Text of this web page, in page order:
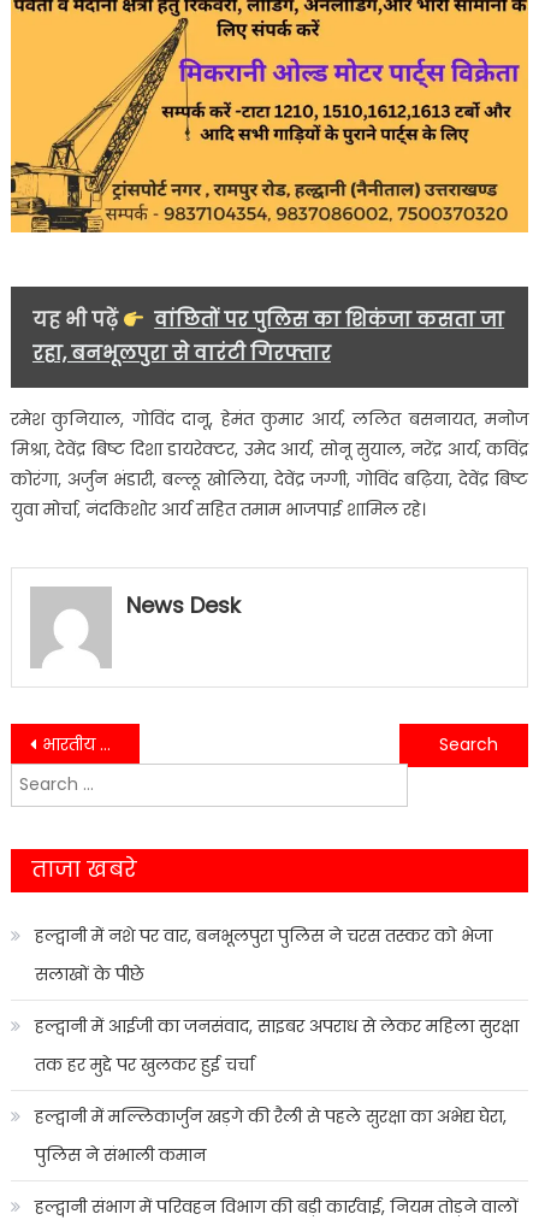
यह भी पढ़ें
वांछितों पर पुलिस का शिकंजा कसता जा
रहा, बनभूलपुरा से वारंटी गिरफ्तार
रमेश कुनियाल, गोविंद दानू, हेमंत कुमार आर्य, ललित बसनायत, मनोज
मिश्रा, देवेंद्र बिष्ट दिशा डायरेक्टर, उमेद आर्य, सोनू सुयाल, नरेंद्र आर्य, कविंद्र
कोरंगा, अर्जुन भंडारी, बल्लू खोलिया, देवेंद्र जग्गी, गोविंद बढ़िया, देवेंद्र बिष्ट
युवा मोर्चा, नंदकिशोर आर्य सहित तमाम भाजपाई शामिल रहे।
News Desk
Post
navigation
भारतीय जनता पार्टी ने घोर निंदा करते हुए जांच कराने की की मांग…
हाईटेंशन लाइन की चपेट में आने से हुई युवक की मौत…..
Search
for:
ताजा खबरे
हल्द्वानी में नशे पर वार, बनभूलपुरा पुलिस ने चरस तस्कर को भेजा
सलाखों के पीछे
हल्द्वानी में आईजी का जनसंवाद, साइबर अपराध से लेकर महिला सुरक्षा
तक हर मुद्दे पर खुलकर हुई चर्चा
हल्द्वानी में मल्लिकार्जुन खड़गे की रैली से पहले सुरक्षा का अभेद्य घेरा,
पुलिस ने संभाली कमान
हल्द्वानी संभाग में परिवहन विभाग की बड़ी कार्रवाई, नियम तोड़ने वालों